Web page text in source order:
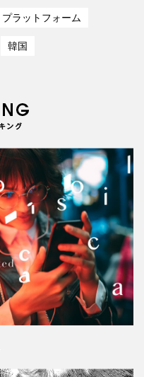
プラットフォーム
韓国